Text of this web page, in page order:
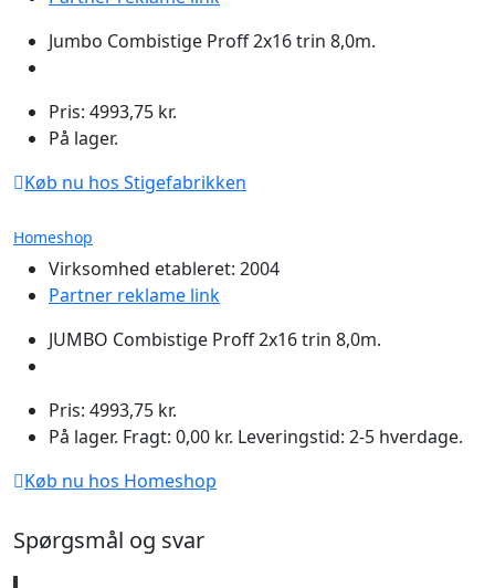
Jumbo Combistige Proff 2x16 trin 8,0m.
Pris: 4993,75 kr.
På lager.
Køb nu hos Stigefabrikken
Homeshop
Virksomhed etableret: 2004
Partner reklame link
JUMBO Combistige Proff 2x16 trin 8,0m.
Pris: 4993,75 kr.
På lager. Fragt: 0,00 kr. Leveringstid: 2-5 hverdage.
Køb nu hos Homeshop
Spørgsmål og svar